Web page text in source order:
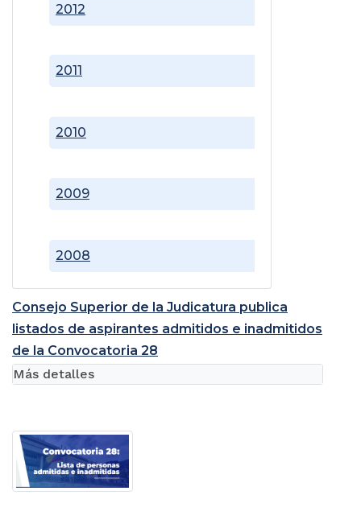
2008
2009
2010
2011
2012
Consejo Superior de la Judicatura publica
listados de aspirantes admitidos e inadmitidos
de la Convocatoria 28
Más detalles